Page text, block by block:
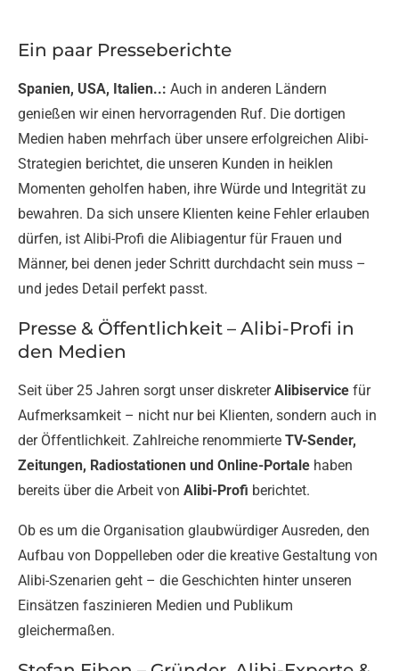
Ein paar Presseberichte
Spanien, USA, Italien..: Auch in anderen Ländern
genießen wir einen hervorragenden Ruf. Die dortigen
Medien haben mehrfach über unsere erfolgreichen Alibi-
Strategien berichtet, die unseren Kunden in heiklen
Momenten geholfen haben, ihre Würde und Integrität zu
bewahren. Da sich unsere Klienten keine Fehler erlauben
dürfen, ist Alibi-Profi die Alibiagentur für Frauen und
Männer, bei denen jeder Schritt durchdacht sein muss –
und jedes Detail perfekt passt.
Presse & Öffentlichkeit – Alibi-Profi in
den Medien
Seit über 25 Jahren sorgt unser diskreterAlibiservice für
Aufmerksamkeit – nicht nur bei Klienten, sondern auch in
der Öffentlichkeit. Zahlreiche renommierte TV-Sender,
Zeitungen, Radiostationen und Online-Portale haben
bereits über die Arbeit von Alibi-Profi berichtet.
Ob es um die Organisation glaubwürdiger Ausreden, den
Aufbau von Doppelleben oder die kreative Gestaltung von
Alibi-Szenarien geht – die Geschichten hinter unseren
Einsätzen faszinieren Medien und Publikum
gleichermaßen.